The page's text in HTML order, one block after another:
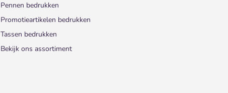
Pennen bedrukken
Promotieartikelen bedrukken
Tassen bedrukken
Bekijk ons assortiment